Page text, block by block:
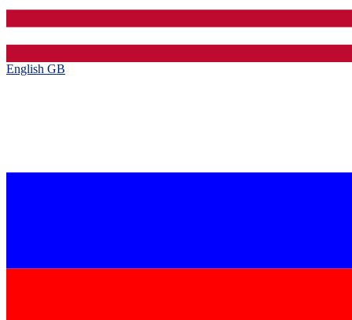
English GB‎